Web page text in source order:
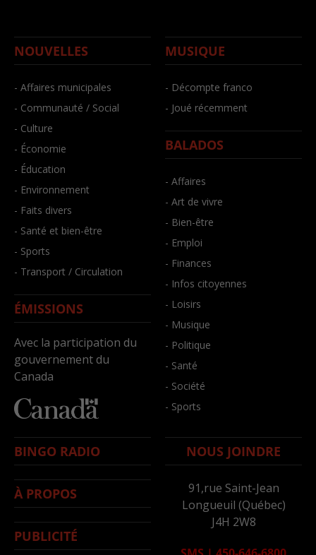
NOUVELLES
- Affaires municipales
- Communauté / Social
- Culture
- Économie
- Éducation
- Environnement
- Faits divers
- Santé et bien-être
- Sports
- Transport / Circulation
ÉMISSIONS
Avec la participation du
gouvernement du
Canada
MUSIQUE
- Décompte franco
- Joué récemment
BALADOS
- Affaires
- Art de vivre
- Bien-être
- Emploi
- Finances
- Infos citoyennes
- Loisirs
- Musique
- Politique
- Santé
- Société
- Sports
BINGO RADIO
À PROPOS
PUBLICITÉ
NOUS JOINDRE
91,rue Saint-Jean
Longueuil (Québec)
J4H 2W8